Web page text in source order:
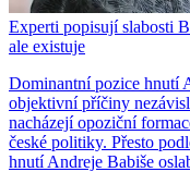
Experti popisují slabosti
ale existuje
Dominantní pozice hnutí
objektivní příčiny
nacházejí opoziční
české politiky. Přesto
hnutí Andreje Babiše